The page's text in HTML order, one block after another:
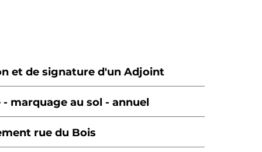
et de signature d'un Adjoint
marquage au sol - annuel
rue du Bois